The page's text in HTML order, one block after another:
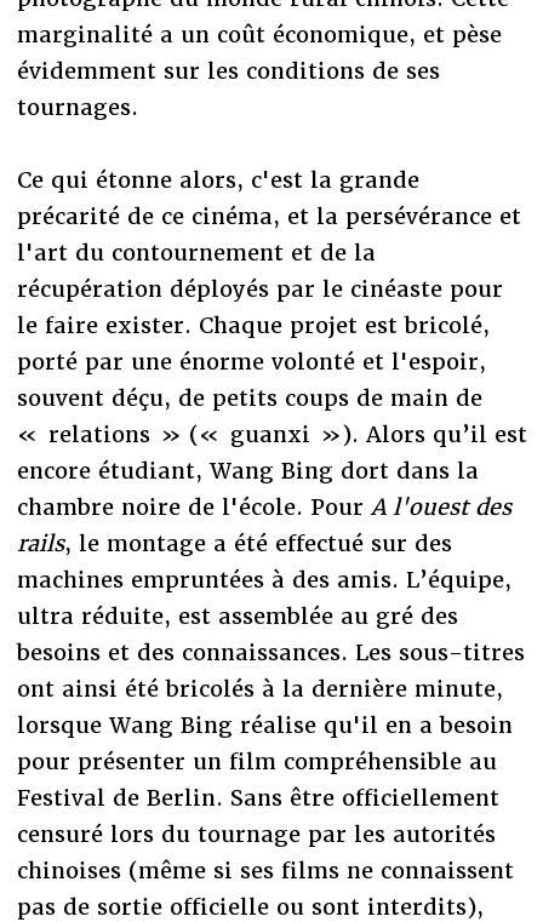
marginalité a un coût économique, et pèse
évidemment sur les conditions de ses
tournages.
Ce qui étonne alors, c'est la grande
précarité de ce cinéma, et la persévérance et
l'art du contournement et de la
récupération déployés par le cinéaste pour
le faire exister. Chaque projet est bricolé,
porté par une énorme volonté et l'espoir,
souvent déçu, de petits coups de main de
« relations » (« guanxi »). Alors qu’il est
encore étudiant, Wang Bing dort dans la
chambre noire de l'école. Pour A l'ouest des
rails, le montage a été effectué sur des
machines empruntées à des amis. L’équipe,
ultra réduite, est assemblée au gré des
besoins et des connaissances. Les sous-titres
ont ainsi été bricolés à la dernière minute,
lorsque Wang Bing réalise qu'il en a besoin
pour présenter un film compréhensible au
Festival de Berlin. Sans être officiellement
censuré lors du tournage par les autorités
chinoises (même si ses films ne connaissent
pas de sortie officielle ou sont interdits),